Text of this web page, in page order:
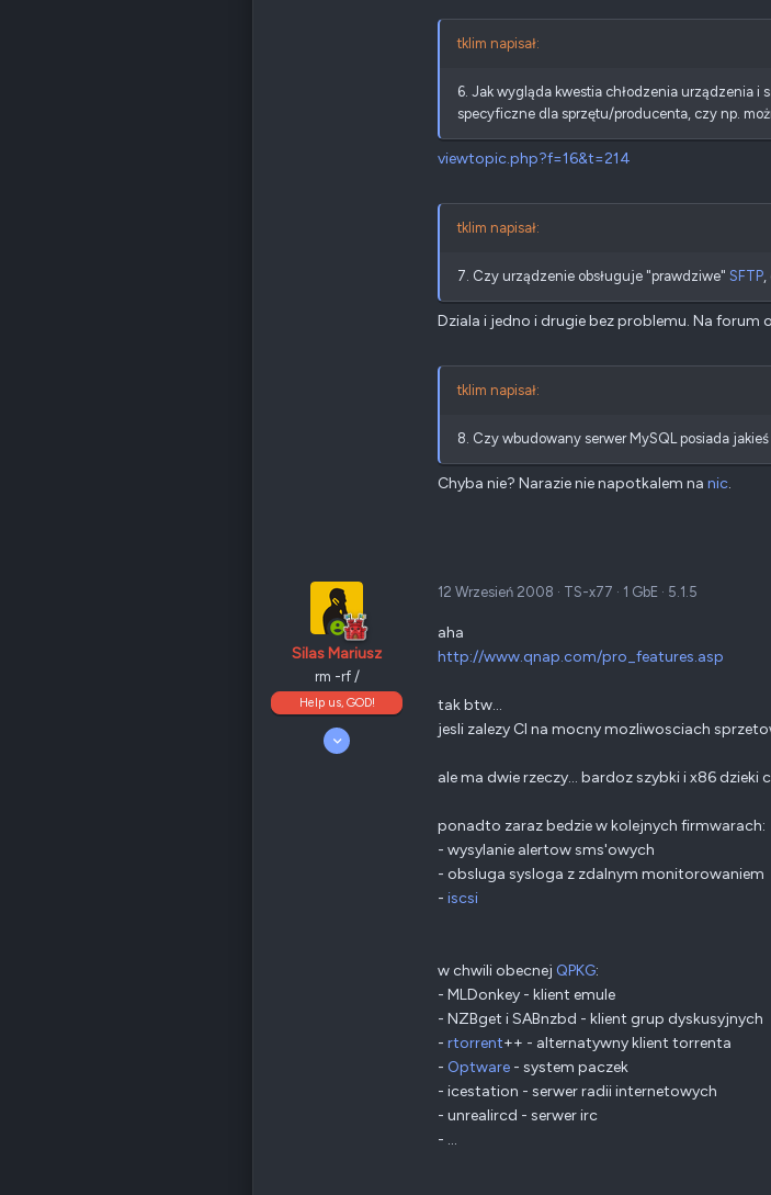
tklim napisał:
6. Jak wygląda kwestia chłodzenia urządzenia i
specyficzne dla sprzętu/producenta, czy np.
viewtopic.php?f=16&t=214
tklim napisał:
7. Czy urządzenie obsługuje "prawdziwe" SFTP,
Dziala i jedno i drugie bez problemu. Na
tklim napisał:
8. Czy wbudowany serwer MySQL posiada
Chyba nie? Narazie nie napotkalem na nic.
Silas Mariusz
rm -rf /
Help us, GOD!
5 Kwiecień 2008
12 Wrzesień 2008 · TS-x77 · 1 GbE · 5.1.5
aha
http://www.qnap.com/pro_features.asp
tak btw...
jesli zalezy CI na mocny mozliwosciach
ale ma dwie rzeczy... bardoz szybki i x86
ponadto zaraz bedzie w kolejnych firmwarach:
- wysylanie alertow sms'owych
- obsluga sysloga z zdalnym monitorowaniem
- iscsi
w chwili obecnej QPKG:
- MLDonkey - klient emule
- NZBget i SABnzbd - klient grup dyskusyjnych
- rtorrent++ - alternatywny klient torrenta
- Optware - system paczek
- icestation - serwer radii internetowych
- unrealircd - serwer irc
- ...